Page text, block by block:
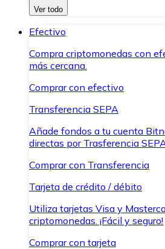
Ver todo
Efectivo
Compra criptomonedas con
más cercana.
Comprar con efectivo
Transferencia SEPA
Añade fondos a tu cuenta
directas por Trasferencia
Comprar con Transferencia
Tarjeta de crédito / débito
Utiliza tarjetas Visa y
criptomonedas. ¡Fácil y seguro!
Comprar con tarjeta